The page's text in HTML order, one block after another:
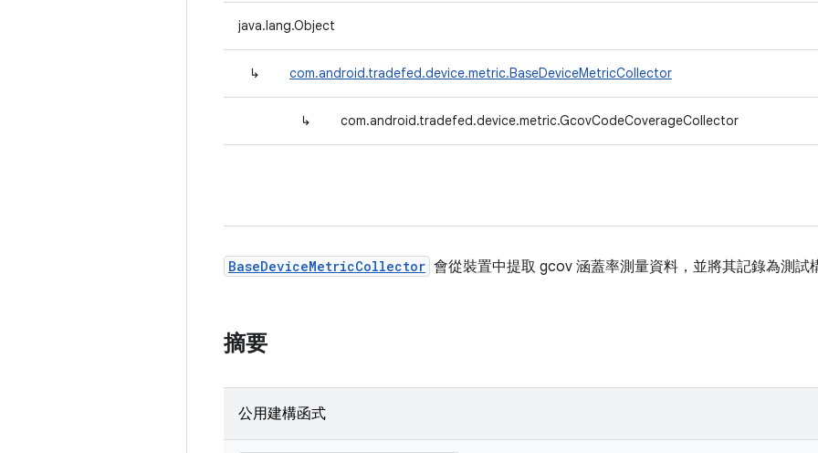
java.lang.Object
↳ com.android.tradefed.device.metric.BaseDeviceMetricCollector
↳ com.android.tradefed.device.metric.GcovCodeCoverageCollector
BaseDeviceMetricCollector 會從裝置中提取 gcov 涵蓋率測量資料，並將其記錄為測試
摘要
公用建構函式